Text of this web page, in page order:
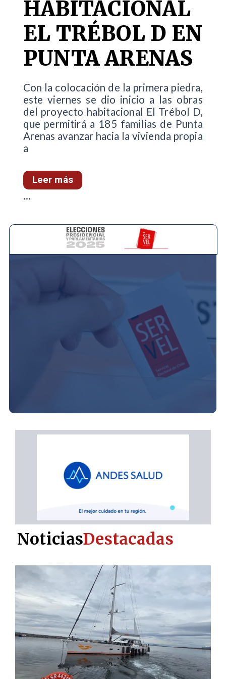
HABITACIONAL
EL TRÉBOL D EN
PUNTA ARENAS
Con la colocación de la primera piedra,
este viernes se dio inicio a las obras
del proyecto habitacional El Trébol D,
que permitirá a 185 familias de Punta
Arenas avanzar hacia la vivienda propia
a
Leer más
...
NoticiasDestacadas